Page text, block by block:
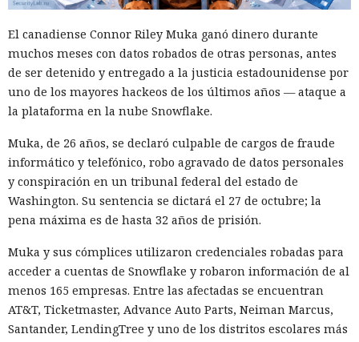
El canadiense Connor Riley Muka ganó dinero durante
muchos meses con datos robados de otras personas, antes
de ser detenido y entregado a la justicia estadounidense por
uno de los mayores hackeos de los últimos años — ataque a
la plataforma en la nube Snowflake.
Muka, de 26 años, se declaró culpable de cargos de fraude
informático y telefónico, robo agravado de datos personales
y conspiración en un tribunal federal del estado de
Washington. Su sentencia se dictará el 27 de octubre; la
pena máxima es de hasta 32 años de prisión.
Muka y sus cómplices utilizaron credenciales robadas para
acceder a cuentas de Snowflake y robaron información de al
menos 165 empresas. Entre las afectadas se encuentran
AT&T, Ticketmaster, Advance Auto Parts, Neiman Marcus,
Santander, LendingTree y uno de los distritos escolares más